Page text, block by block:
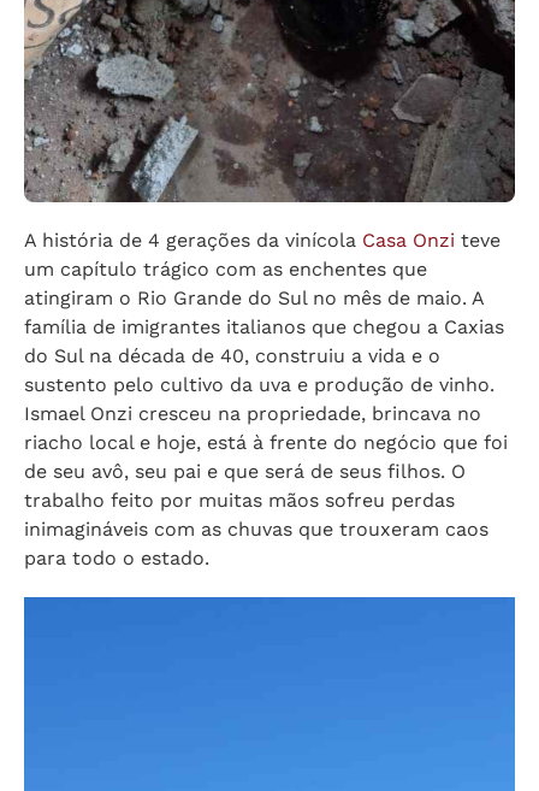
A história de 4 gerações da vinícola Casa Onzi teve
um capítulo trágico com as enchentes que
atingiram o Rio Grande do Sul no mês de maio. A
família de imigrantes italianos que chegou a Caxias
do Sul na década de 40, construiu a vida e o
sustento pelo cultivo da uva e produção de vinho.
Ismael Onzi cresceu na propriedade, brincava no
riacho local e hoje, está à frente do negócio que foi
de seu avô, seu pai e que será de seus filhos. O
trabalho feito por muitas mãos sofreu perdas
inimagináveis com as chuvas que trouxeram caos
para todo o estado.